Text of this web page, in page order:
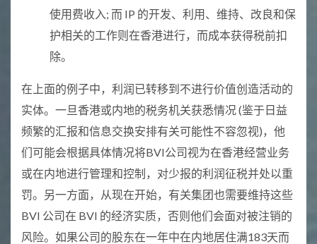
使用费收入; 而 IP 的开发、利用、维持、改良和保
护相关的工作则在香港进行，而成本获得税前扣
除。
在上面的例子中，利润已转移到不进行价值创造活动的
实体。一旦香港或内地的税务机关获悉情况 (鉴于日益
频繁的汇报和信息交换安排有关可能性不容忽视)，他
们可能会根据具体情况将BVI公司视为在香港经营业务
或在内地进行管理和控制，对少报的利润征税并处以重
罚。另一方面，从现在开始，有关集团也需要维持这些
BVI 公司在 BVI 的经济实质，否则他们会面对被注销的
风险。如果公司的股东在一年中在内地居住满183天而